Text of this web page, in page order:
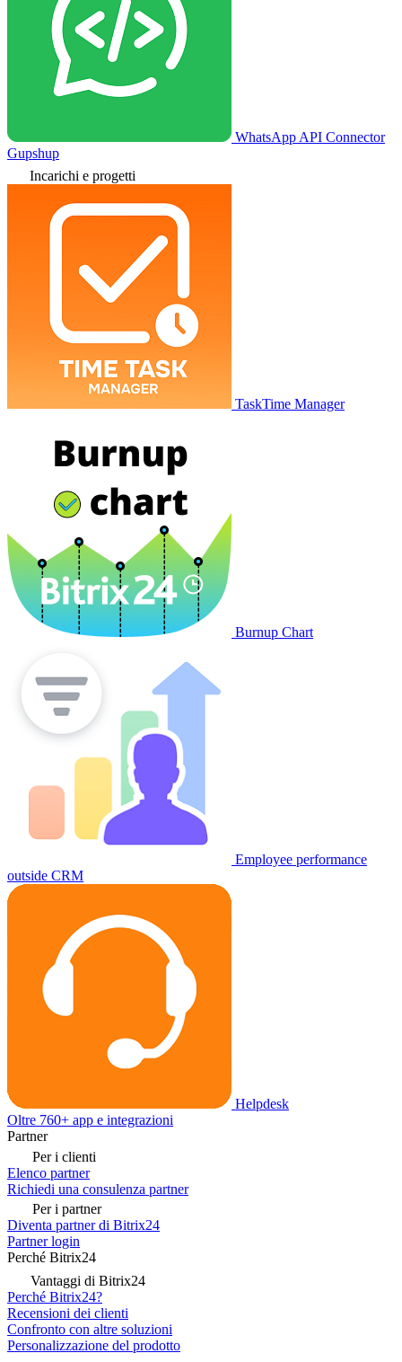
WhatsApp API Connector
Gupshup
Incarichi e progetti
TaskTime Manager
Burnup Chart
Employee performance
outside CRM
Helpdesk
Oltre 760+ app e integrazioni
Partner
Per i clienti
Elenco partner
Richiedi una consulenza partner
Per i partner
Diventa partner di Bitrix24
Partner login
Perché Bitrix24
Vantaggi di Bitrix24
Perché Bitrix24?
Recensioni dei clienti
Confronto con altre soluzioni
Personalizzazione del prodotto